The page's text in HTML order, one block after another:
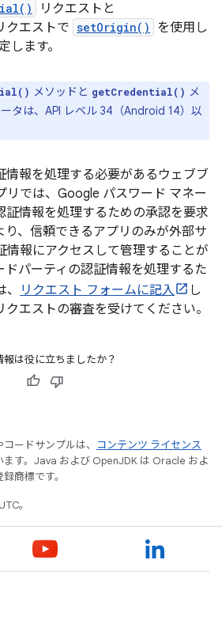
リクエストと
クエストで setOrigin()
を使用し
します。
メソッドと getCredential() メ
タは、API レベル 34（Android 14）以
情報を処理する必要があるウェブブ
リでは、Google パスワード マネー
証情報を処理するための承認を要求
り、信頼できるアプリのみが外部サ
情報にアクセスして管理することが
ドパーティの認証情報を処理するた
リクエスト フォームに記入
し
エストの審査を受けてください。
報は役に立ちましたか？
ードサンプルは、
コンテンツ ライセンス
ます。Java および OpenJDK は Oracle およ
商標です。
。